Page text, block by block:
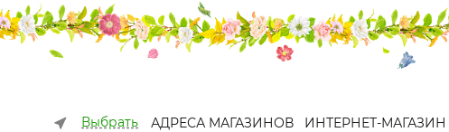
Выбрать АДРЕСА МАГАЗИНОВ ИНТЕРНЕТ-МАГАЗИН